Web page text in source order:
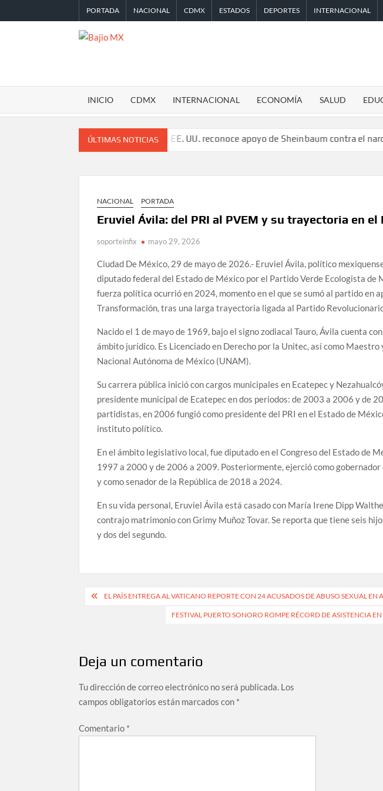
al
PORTADA NACIONAL CDMX ESTADOS DEPORTES INTERNACIONAL
MX
INICIO CDMX INTERNACIONAL ECONOMÍA SALUD
ÚLTIMAS NOTICIAS
años de enfrentamientos EE. UU. reconoce apoyo de Sheinbaum contra el narco pero
NACIONAL PORTADA
Eruviel Ávila: del PRI al PVEM y su trayectoria en el
soporteinfix mayo 29, 2026
Ciudad De México, 29 de mayo de 2026.- Eruviel Ávila, político
diputado federal del Estado de México por el Partido Verde Ecologista de
fuerza política ocurrió en 2024, momento en el que se sumó al partido en
Transformación, tras una larga trayectoria ligada al Partido
Nacido el 1 de mayo de 1969, bajo el signo zodiacal Tauro, Ávila cuenta
ámbito jurídico. Es Licenciado en Derecho por la Unitec, así como
Nacional Autónoma de México (UNAM).
Su carrera pública inició con cargos municipales en Ecatepec y
presidente municipal de Ecatepec en dos periodos: de 2003 a 2006 y de
partidistas, en 2006 fungió como presidente del PRI en el Estado de
instituto político.
En el ámbito legislativo local, fue diputado en el Congreso del Estado de
1997 a 2000 y de 2006 a 2009. Posteriormente, ejerció como
y como senador de la República de 2018 a 2024.
En su vida personal, Eruviel Ávila está casado con María Irene Dipp
contrajo matrimonio con Grimy Muñoz Tovar. Se reporta que tiene seis
y dos del segundo.
Navegación
EL PAÍS ENTREGA AL VATICANO REPORTE CON 24 ACUSADOS DE ABUSO SEXUAL EN
FESTIVAL PUERTO SONORO ROMPE RÉCORD DE ASISTENCIA
Deja un comentario
Tu dirección de correo electrónico no será publicada. Los
campos obligatorios están marcados con *
Comentario *